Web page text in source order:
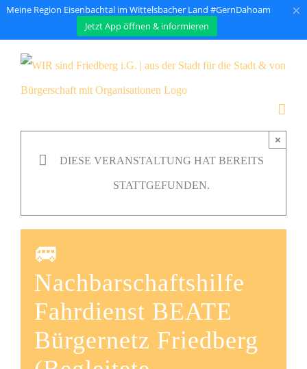
Meine Region Eisenbachtal im Wittelsbacher Land #GernDahoam
Jetzt App öffnen & informieren
×
DIESE VERANSTALTUNG HAT BEREITS
STATTGEFUNDEN.
×
🚐
Nachbarschaftshilfe
Fahrdienst BEATE
Bürgernetz Friedberg